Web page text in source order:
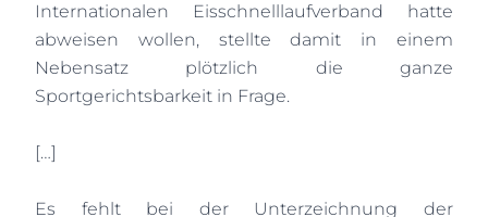
Internationalen Eisschnelllaufverband hatte
abweisen wollen, stellte damit in einem
Nebensatz plötzlich die ganze
Sportgerichtsbarkeit in Frage.
[…]
Es fehlt bei der Unterzeichnung der